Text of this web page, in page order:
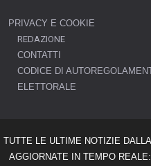
PRIVACY E COOKIE
REDAZIONE
CONTATTI
CODICE DI
ELETTORALE
TUTTE LE ULTIME NOTIZIE
AGGIORNATE IN TEMPO